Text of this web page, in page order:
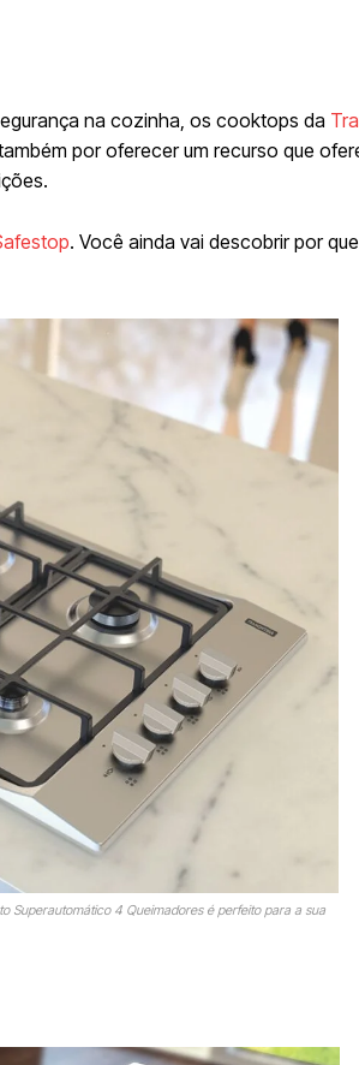
na cozinha, os cooktops da
por oferecer um recurso que
. Você ainda vai descobrir por
Superautomático 4 Queimadores é perfeito para a sua